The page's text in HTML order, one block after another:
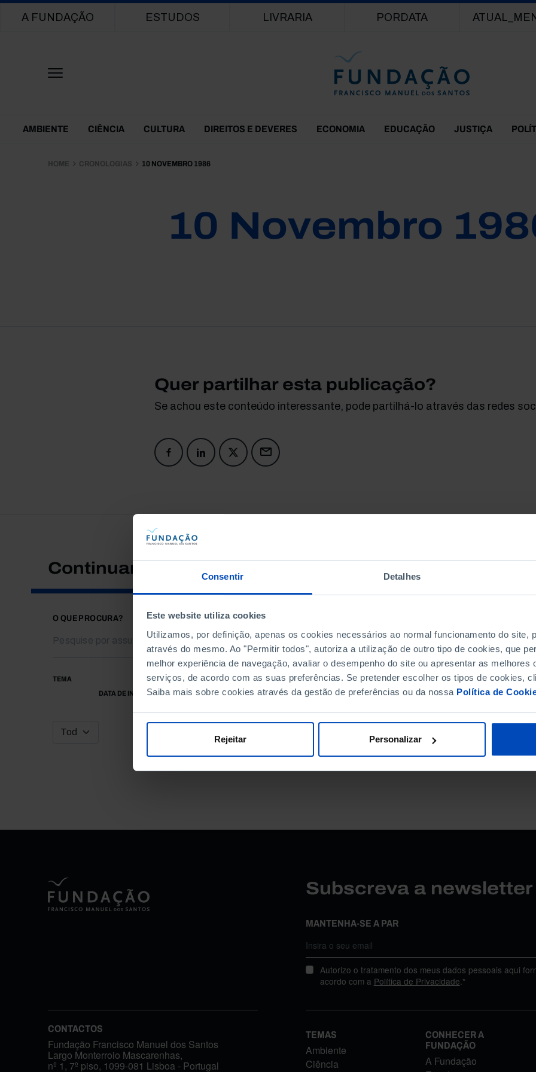
Consentir Detalhes
Este website utiliza cookies
Utilizamos, por definição, apenas os cookies necessários ao normal funcionamento do site,
através do mesmo. Ao "Permitir todos", autoriza a utilização de outro tipo de cookies, que
melhor experiência de navegação, avaliar o desempenho do site ou apresentar as melhores
serviços, de acordo com as suas preferências. Se pretender escolher os tipos de cookies,
Saiba mais sobre cookies através da gestão de preferências ou da nossa Política de
Rejeitar Personalizar
Main navigation
A FUNDAÇÃO ESTUDOS LIVRARIA PORDATA
Themes Menu
AMBIENTE CIÊNCIA CULTURA DIREITOS E DEVERES ECONOMIA EDUCAÇÃO JUSTIÇA
HOME CRONOLOGIAS 10 NOVEMBRO 1986
10 Novembro
Quer partilhar esta publicação?
Se achou este conteúdo interessante, pode partilhá-lo através das redes
Continuar a pesquisar
O QUE PROCURA?
TEMA
DATA DE INÍCIO
DATA DE FIM
Subscreva a
MANTENHA-SE A PAR
Autorizo o tratamento dos meus dados pessoais aqui
acordo com a Política de Privacidade.*
CONTACTOS
Fundação Francisco Manuel dos Santos
Largo Monterroio Mascarenhas,
nº 1, 7º piso, 1099-081 Lisboa - Portugal
TEMAS
Ambiente
Ciência
CONHECER A
FUNDAÇÃO
A Fundação